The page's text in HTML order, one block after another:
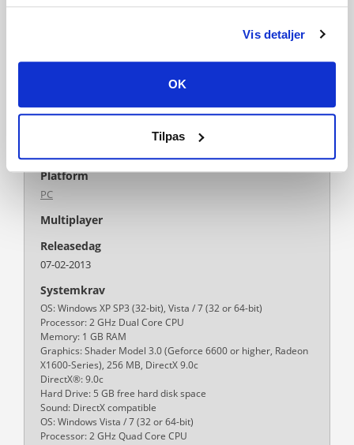
Vis detaljer
OK
Tilpas
Genre
Kalypso Media DigitalFeral Interactive (Mac)
Platform
PC
Multiplayer
Releasedag
07-02-2013
Systemkrav
OS: Windows XP SP3 (32-bit), Vista / 7 (32 or 64-bit)
Processor: 2 GHz Dual Core CPU
Memory: 1 GB RAM
Graphics: Shader Model 3.0 (Geforce 6600 or higher, Radeon
X1600-Series), 256 MB, DirectX 9.0c
DirectX®: 9.0c
Hard Drive: 5 GB free hard disk space
Sound: DirectX compatible
OS: Windows Vista / 7 (32 or 64-bit)
Processor: 2 GHz Quad Core CPU